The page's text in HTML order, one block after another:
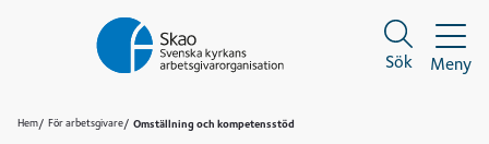
Sök Meny
Hem För arbetsgivare Omställning och kompetensstöd